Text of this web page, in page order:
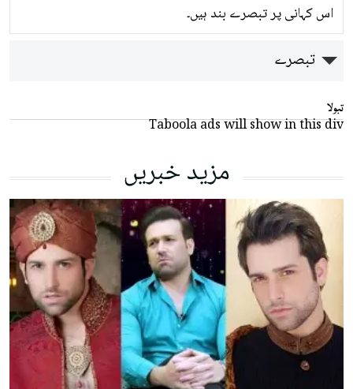
اس کہانی پر تبصرے بند ہیں۔
تبصرے
تبولا
Taboola ads will show in this div
مزید خبریں